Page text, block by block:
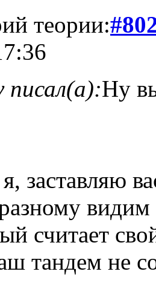
теории:
писал(а):Ну
я, заставляю
видим
считает
тандем не